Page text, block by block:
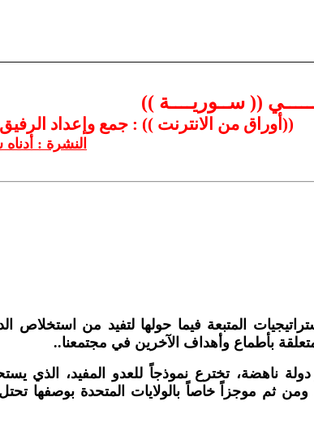
(( ســوريــــة ))
((أوراق من الانترنت )) : جمع وإعداد الرفيق
النشرة :
المتبعة فيما حولها لتفيد من استخلاص
بأطماع وأهداف الآخرين في مجتمعنا..
دولة ناهضة، تخترع نموذجاً للعدو المفيد، الذي
ثم موجزاً خاصاً بالولايات المتحدة بوصفها